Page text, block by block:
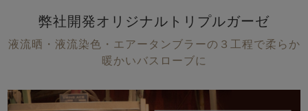
弊社開発オリジナルトリプルガーゼ
液流晒・液流染色・エアータンブラーの３工程で柔らか
暖かいバスローブに